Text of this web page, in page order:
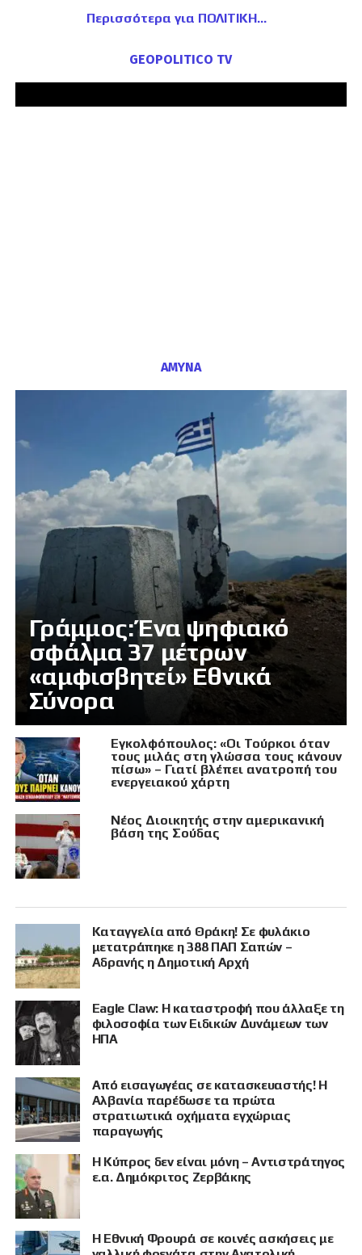
Περισσότερα για ΠΟΛΙΤΙΚΗ
GEOPOLITICO TV
ΑΜΥΝΑ
Γράμμος: Ένα ψηφιακό
σφάλμα 37 μέτρων
«αμφισβητεί» Εθνικά
Σύνορα
Εγκολφόπουλος: «Οι Τούρκοι όταν
τους μιλάς στη γλώσσα τους κάνουν
πίσω» – Γιατί βλέπει ανατροπή του
ενεργειακού χάρτη
Νέος Διοικητής στην αμερικανική
βάση της Σούδας
Καταγγελία από Θράκη! Σε φυλάκιο
μετατράπηκε η 388 ΠΑΠ Σαπών –
Αδρανής η Δημοτική Αρχή
Eagle Claw: Η καταστροφή που άλλαξε τη
φιλοσοφία των Ειδικών Δυνάμεων των
ΗΠΑ
Από εισαγωγέας σε κατασκευαστής! Η
Αλβανία παρέδωσε τα πρώτα
στρατιωτικά οχήματα εγχώριας
παραγωγής
Η Κύπρος δεν είναι μόνη – Αντιστράτηγος
ε.α. Δημόκριτος Ζερβάκης
Η Εθνική Φρουρά σε κοινές ασκήσεις με